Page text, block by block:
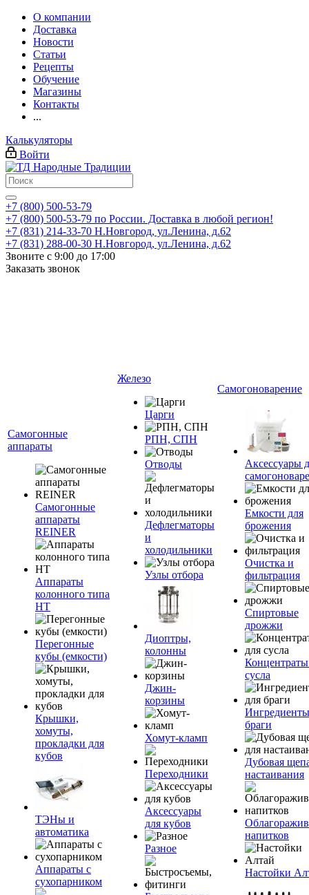
О компании
Доставка
Новости
Статьи
Рецепты
Обучение
Магазины
Контакты
...
Калькуляторы
Войти
+7 (800) 500-53-79
+7 (800) 500-53-79 по России. Доставка в любой регион!
+7 (831) 214-33-70 Н.Новгород, ул.Ленина, д.62
+7 (831) 288-00-30 Н.Новгород, ул.Ленина, д.62
Звоните с 9:00 до 17:00
Заказать звонок
Самогонные
аппараты
Самогонные
аппараты
REINER
Аппараты
колонного типа
НТ
Перегонные
кубы (емкости)
Крышки,
хомуты,
прокладки для
кубов
ТЭНы и
автоматика
Аппараты с
сухопарником
Железо
Царги
РПН, СПН
Отводы
Дефлегматоры
и
холодильники
Узлы отбора
Диоптры,
колонны
Джин-
корзины
Хомут-кламп
Переходники
Аксессуары
для кубов
Разное
Самогоноварение
Аксессуары
Емкости для
брожения
Очистка и
фильтрация
Спиртовые
дрожжи
сусла
браги
Дубовая
настаивания
напитков
Настойки